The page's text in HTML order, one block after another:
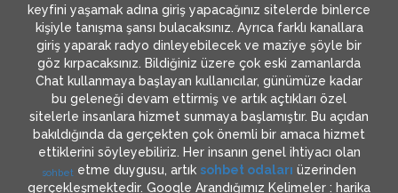
keyfini yaşamak adına giriş yapacağınız sitelerde binlerce
kişiyle tanışma şansı bulacaksınız. Ayrıca farklı kanallara
giriş yaparak radyo dinleyebilecek ve maziye şöyle bir
göz kırpacaksınız. Bildiğiniz üzere çok eski zamanlarda
Chat kullanmaya başlayan kullanıcılar, günümüze kadar
bu geleneği devam ettirmiş ve artık açtıkları özel
sitelerle insanlara hizmet sunmaya başlamıştır. Bu açıdan
bakıldığında da gerçekten çok önemli bir amaca hizmet
ettiklerini söyleyebiliriz. Her insanın genel ihtiyacı olan
sohbet etme duygusu, artık sohbet odaları üzerinden
gerçekleşmektedir. Google Arandığımız Kelimeler : harika